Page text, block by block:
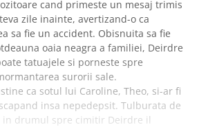
cand primeste un mesaj trimis
zile inainte, avertizand-o ca
sa fie un accident. Obisnuita sa fie
oaia neagra a familiei, Deirdre
tatuajele si porneste spre
surorii sale.
ca sotul lui Caroline, Theo, si-ar fi
insa nepedepsit. Tulburata de
in drumul spre cimitir Deirdre il